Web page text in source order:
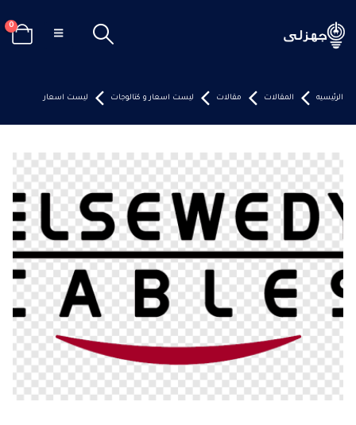
0
الرئيسيه المقالات مقالات ليست اسعار و كتالوجات ليست اسعار